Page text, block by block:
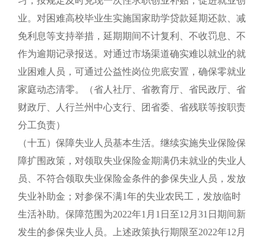
业。对困难高校毕业生实施国家助学贷款延期还款、减
免利息等支持举措，延期期间不计复利、不收罚息、不
作为逾期记录报送。对通过市场渠道确实难以就业的就
业困难人员，可通过公益性岗位兜底安置，确保零就业
家庭动态清零。（省人社厅、省教育厅、省民政厅、省
财政厅、人行兰州中心支行、团省委、省残联等按职责
分工负责）
（十五）保障失业人员基本生活。继续实施失业保险保
障扩围政策，对领取失业保险金期满仍未就业的失业人
员、不符合领取失业保险金条件的参保失业人员，发放
失业补助金；对参保不满1年的失业农民工，发放临时
生活补助。保障范围为2022年1月1日至12月31日期间新
发生的参保失业人员。上述政策执行期限至2022年12月